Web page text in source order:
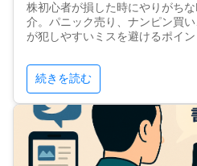
株初心者が損した時にやりがち
介。パニック売り、ナンピン買
が犯しやすいミスを避けるポイン
続きを読む